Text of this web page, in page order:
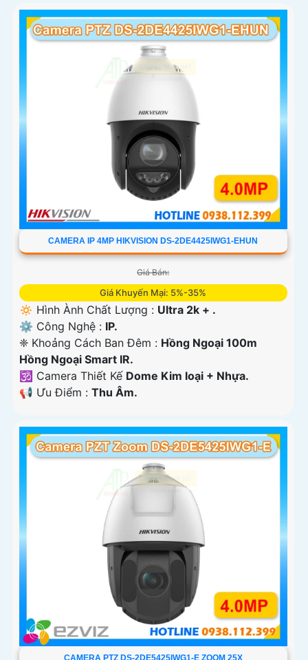
CAMERA IP 4MP HIKVISION DS-2DE4425IWG1-EHUN
Giá Bán:
Giá Khuyến Mại: 5%-35%
🔅 Hình Ành Chất Lượng : Ultra 2k + .
⚙ Công Nghệ : IP.
❈ Khoảng Cách Ban Đêm : Hồng Ngoại 100m
Hồng Ngoại Smart IR.
🕉️ Camera Thiết Kế Dome Kim loại + Nhựa.
️📢 Ưu Điểm : Thu Âm.
CAMERA PTZ DS-2DE5425IWG1-E ZOOM 25X